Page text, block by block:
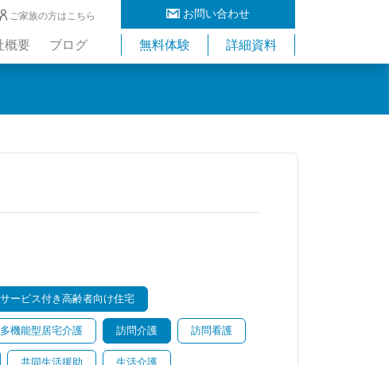
お問い合わせ
ご家族の方はこちら
概要 ブログ 無料体験 詳細資料
サービス付き高齢者向け住宅
機能型居宅介護 訪問介護 訪問看護
共同生活援助 生活介護